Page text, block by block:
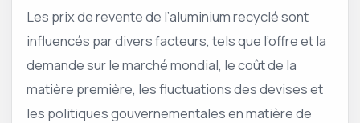
Les prix de revente de l’aluminium recyclé sont
influencés par divers facteurs, tels que l’offre et la
demande sur le marché mondial, le coût de la
matière première, les fluctuations des devises et
les politiques gouvernementales en matière de